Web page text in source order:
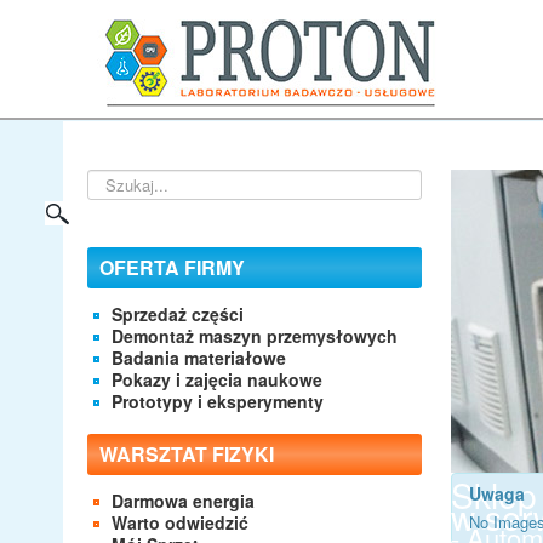
Szukaj...
OFERTA FIRMY
Sprzedaż części
Demontaż maszyn przemysłowych
Badania materiałowe
Pokazy i zajęcia naukowe
Prototypy i eksperymenty
WARSZTAT FIZYKI
Darmowa energia
Warto odwiedzić
wUwaga
No